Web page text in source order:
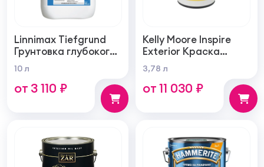
Linnimax Tiefgrund
Грунтовка глубокого
проникновения для
внутренних и
наружных работ
10 л
от 3 110 ₽
Kelly Moore Inspire
Exterior Краска
фасадная
самогрунтующаяся
суперукрывистая
3,78 л
от 11 030 ₽